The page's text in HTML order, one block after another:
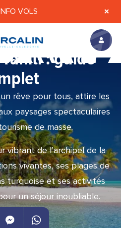
Aller au contenu principal
INFO VOLS
: guide
un rêve pour tous, attire les
paysages spectaculaires
de masse.
vibrant de l’archipel de la
vivantes, ses plages de
turquoise et ses activités
un séjour inoubliable.